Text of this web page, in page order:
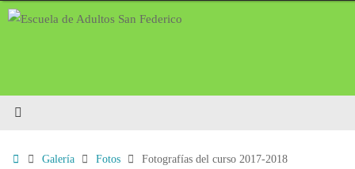
Saltar
InicioGalería Fotos Fotografías del curso 2017-2018